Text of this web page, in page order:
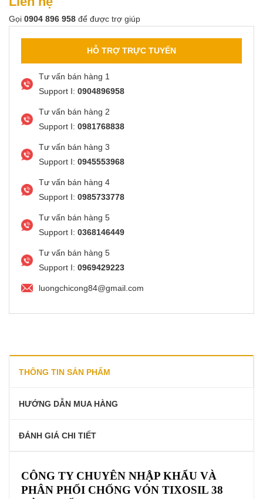
Gọi 0904 896 958 để được trợ giúp
HỖ TRỢ TRỰC TUYẾN
Tư vấn bán hàng 1
Support I: 0904896958
Tư vấn bán hàng 2
Support I: 0981768838
Tư vấn bán hàng 3
Support I: 0945553968
Tư vấn bán hàng 4
Support I: 0985733778
Tư vấn bán hàng 5
Support I: 0368146449
Tư vấn bán hàng 5
Support I: 0969429223
luongchicong84@gmail.com
THÔNG TIN SẢN PHẨM
HƯỚNG DẪN MUA HÀNG
ĐÁNH GIÁ CHI TIẾT
CÔNG TY CHUYÊN NHẬP KHẨU VÀ
PHÂN PHỐI CHỐNG VÓN TIXOSIL 38